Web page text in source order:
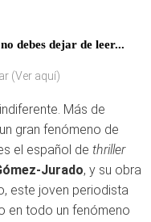
debes dejar de leer...
(Ver aquí)
Más de
gran fenómeno de
el español de thriller
Jurado, y su obra
este joven periodista
en todo un fenómeno